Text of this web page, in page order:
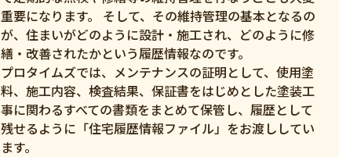
重要になります。 そして、その維持管理の基本となるの
が、住まいがどのように設計・施工され、どのように修
繕・改善されたかという履歴情報なのです。
プロタイムズでは、メンテナンスの証明として、使用塗
料、施工内容、検査結果、保証書をはじめとした塗装工
事に関わるすべての書類をまとめて保管し、履歴として
残せるように「住宅履歴情報ファイル」をお渡ししてい
ます。